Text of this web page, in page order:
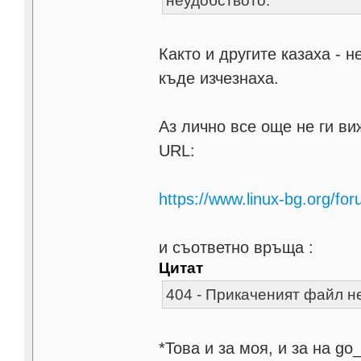
Както и другите казаха -
къде изчезнаха.
Аз лично все още не ги
URL:
https://www.linux-bg.org/
и съответно връща :
Цитат
404 - Прикаченият файл
*Това и за моя, и за на